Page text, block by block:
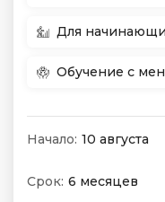
Для
Обучение с
Начало: 10 августа
Срок: 6 месяцев